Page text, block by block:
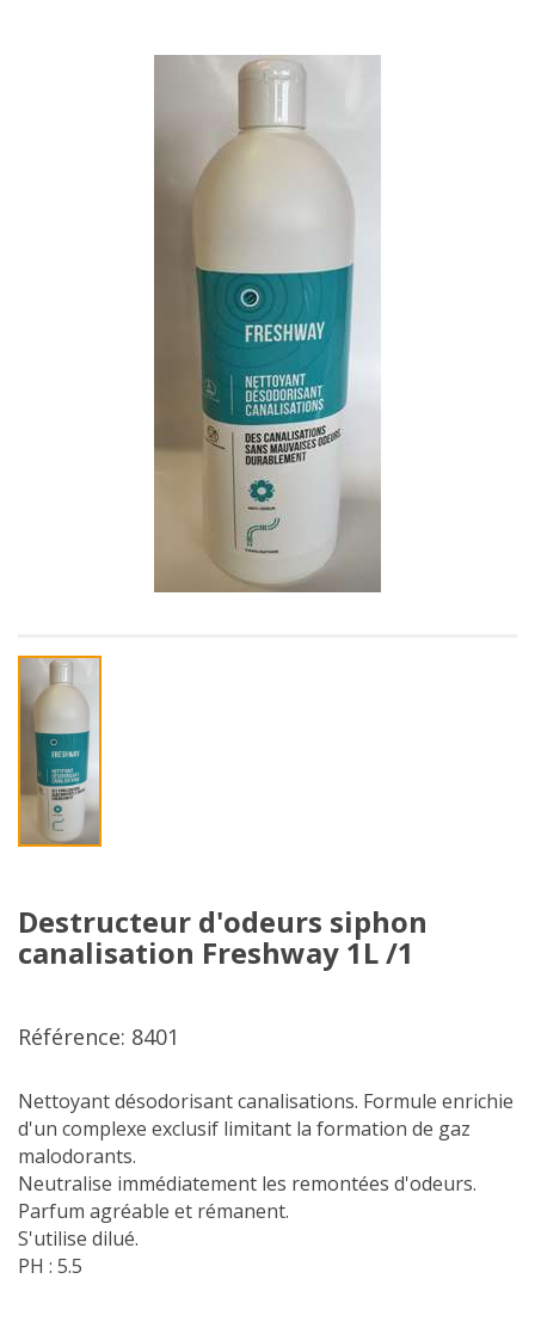
Destructeur d'odeurs siphon
canalisation Freshway 1L /1
Référence: 8401
Nettoyant désodorisant canalisations. Formule enrichie
d'un complexe exclusif limitant la formation de gaz
malodorants.
Neutralise immédiatement les remontées d'odeurs.
Parfum agréable et rémanent.
S'utilise dilué.
PH : 5.5